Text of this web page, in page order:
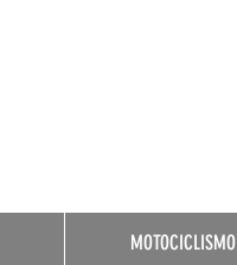
MOTOCICLISMO